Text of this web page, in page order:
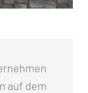
auf dem